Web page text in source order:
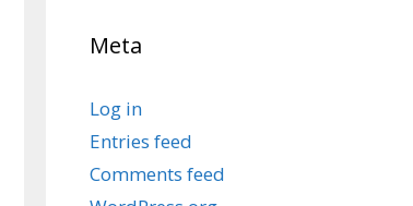
Meta
Log in
Entries feed
Comments feed